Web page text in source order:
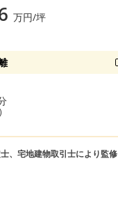
万円/坪
、宅地建物取引士により監修